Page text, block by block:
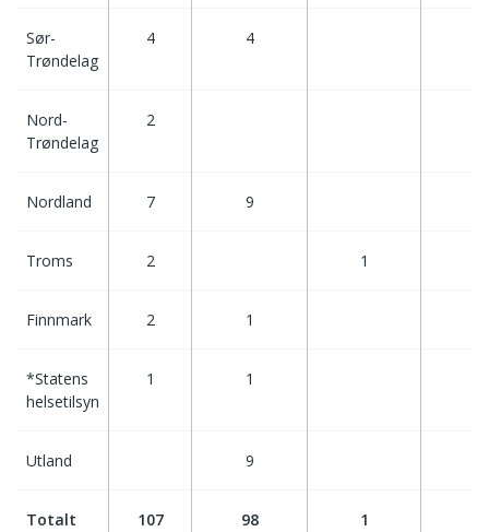
Sør-
Trøndelag
4 4
Nord-
Trøndelag
2
Nordland 7 9
Troms 2 1
Finnmark 2 1
*Statens
helsetilsyn
1 1
Utland 9
Totalt 107 98 1